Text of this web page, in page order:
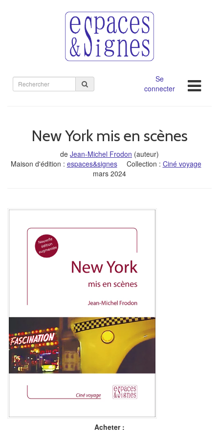
Rechercher
sur
Se
connecter
New York mis en scènes
de Jean-Michel Frodon (auteur)
Maison d'édition : espaces&signes Collection : Ciné voyage
mars 2024
Acheter :